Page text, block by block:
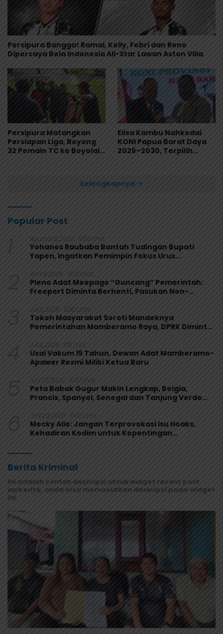
Persipura Bangga! Ramai, Kelly, Febri dan Reno
Dipercaya Bela Indonesia All-Star Lawan Aston Villa
Persipura Matangkan
Persiapan Liga, Boyong
32 Pemain TC ke Boyolali
Elisa Kambu Nahkodai
KONI Papua Barat Daya
2026–2030, Terpilih
Selengkapnya
Popular Post
1 Agustus 6, 2026 1993 Lihat
Yohanes Raubaba Bantah Tudingan Bupati
Yapen, Ingatkan Pemimpin Fokus Urus
2 April 9, 2026 1379 Lihat
Pleno Adat Meepago “Guncang” Pemerintah:
Freeport Diminta Berhenti, Pasukan Non-
3 Juli 6, 2026 1280 Lihat
Tokoh Masyarakat Soroti Mandeknya
Pemerintahan Mamberamo Raya, DPRK Diminta
4 Juli 2, 2026 1115 Lihat
Usai Vakum 15 Tahun, Dewan Adat Mamberamo-
Apawer Resmi Miliki Ketua Baru
5 Juni 27, 2026 1047 Lihat
Peta Babak Gugur Makin Lengkap, Belgia,
Prancis, Spanyol, Senegal dan Tanjung Verde
6 Juni 29, 2026 1006 Lihat
Mecky Alle: Jangan Terprovokasi Isu Hoaks,
Kehadiran Kodim untuk Kepentingan
Berita Kriminal
Ini adalah contoh deskripsi untuk widget recent post
wpberita, anda bisa memasukkan deskripsi pada widget
ini.